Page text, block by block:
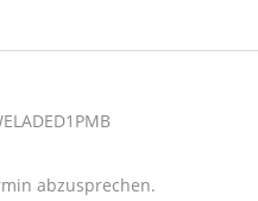
abzusprechen.